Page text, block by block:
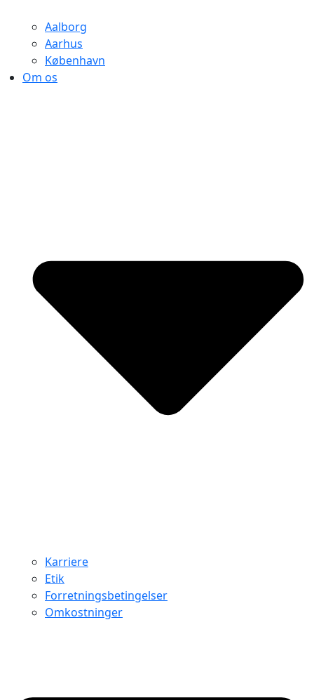
Aalborg
Aarhus
København
Om os
Karriere
Etik
Forretningsbetingelser
Omkostninger